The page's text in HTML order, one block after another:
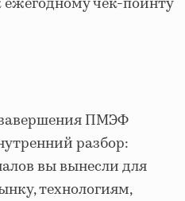
ПМЭФ
разбор:
вы вынесли для
технологиям,